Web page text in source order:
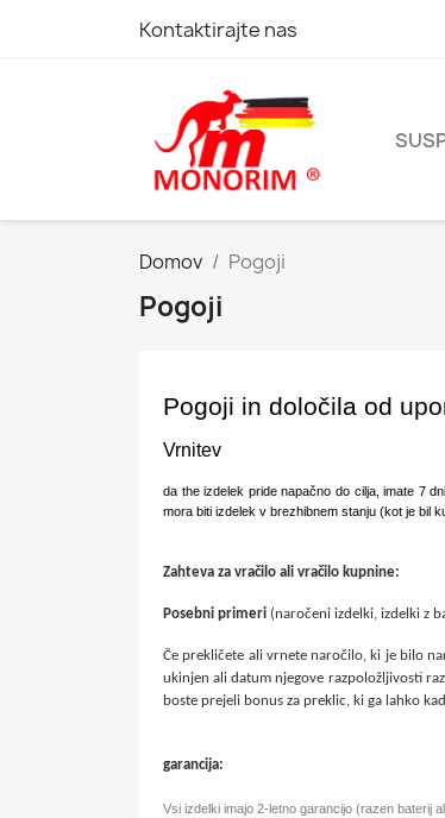
Kontaktirajte nas
Domov Pogoji
Pogoji
Pogoji in določila od
Vrnitev
da the izdelek pride napačno do cilja, imate 7
mora biti izdelek v brezhibnem stanju (kot je bil
Zahteva za vračilo ali vračilo kupnine:
Posebni primeri (naročeni izdelki, izdelki z
Če prekličete ali vrnete naročilo, ki je bilo
ukinjen ali datum njegove razpoložljivosti
boste prejeli bonus za preklic, ki ga lahko
garancija:
Vsi izdelki imajo 2-letno garancijo (razen baterij